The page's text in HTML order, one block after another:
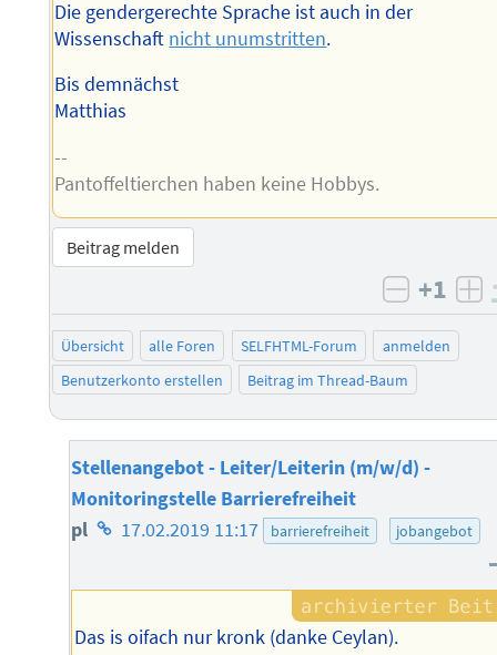
Die gendergerechte Sprache ist auch in der
Wissenschaft nicht unumstritten.
Bis demnächst
Matthias
--
Pantoffeltierchen haben keine Hobbys.
Beitrag melden
negativ
+1
Übersicht alle Foren SELFHTML-Forum
anmelden
Benutzerkonto erstellen
Beitrag im Thread-Baum
Stellenangebot - Leiter/Leiterin (m/w/d) -
Monitoringstelle Barrierefreiheit
pl Homepage
Autors
17.02.2019 11:17 barrierefreiheit jobangebot
Das is oifach nur kronk (danke Ceylan).